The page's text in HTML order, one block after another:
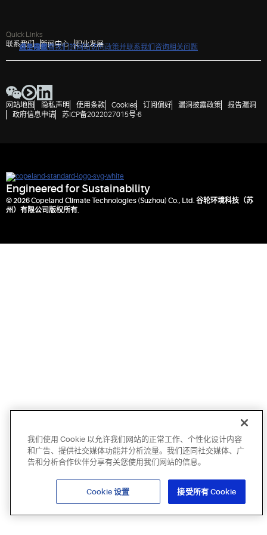
点击以查看我们的网站访问政策并联系我们咨询相关问题
跳至导航
跳至内容
跳至搜索
Quick Links
联系我们
新闻中心 职业发展
网站地图 隐私声明 使用条款 Cookies 订阅偏好 漏洞披露政策
报告漏洞
政府信息申请
苏ICP备2022027015号-6
Engineered for Sustainability
© 2026 Copeland Climate Technologies (Suzhou) Co., Ltd. 谷轮环境科技（苏
州）有限公司版权所有.
我们使用 Cookie 以允许我们网站的正常工作、个性化设计内容
和广告、提供社交媒体功能并分析流量。我们还同社交媒体、广
告和分析合作伙伴分享有关您使用我们网站的信息。
Cookie 设置 接受所有 Cookie